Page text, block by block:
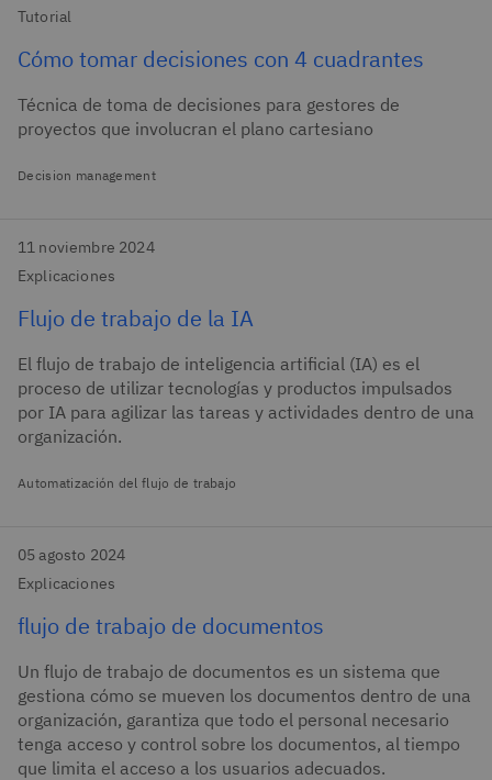
Tutorial
Cómo tomar decisiones con 4 cuadrantes
Técnica de toma de decisiones para gestores de
proyectos que involucran el plano cartesiano
Decision management
11 noviembre 2024
Explicaciones
Flujo de trabajo de la IA
El flujo de trabajo de inteligencia artificial (IA) es el
proceso de utilizar tecnologías y productos impulsados
por IA para agilizar las tareas y actividades dentro de una
organización.
Automatización del flujo de trabajo
05 agosto 2024
Explicaciones
flujo de trabajo de documentos
Un flujo de trabajo de documentos es un sistema que
gestiona cómo se mueven los documentos dentro de una
organización, garantiza que todo el personal necesario
tenga acceso y control sobre los documentos, al tiempo
que limita el acceso a los usuarios adecuados.